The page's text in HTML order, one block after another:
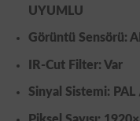
UYUMLU
Görüntü Sensörü:
IR-Cut Filter: Var
Sinyal Sistemi: PAL